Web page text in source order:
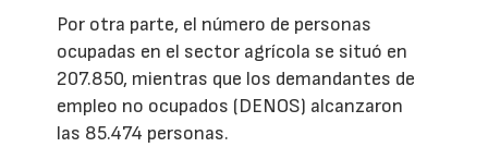
Por otra parte, el número de personas
ocupadas en el sector agrícola se situó en
207.850, mientras que los demandantes de
empleo no ocupados (DENOS) alcanzaron
las 85.474 personas.